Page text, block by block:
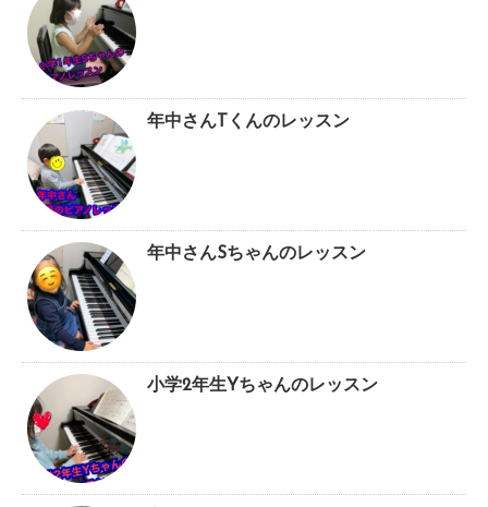
年中さんTくんのレッスン
年中さんSちゃんのレッスン
小学2年生Yちゃんのレッスン